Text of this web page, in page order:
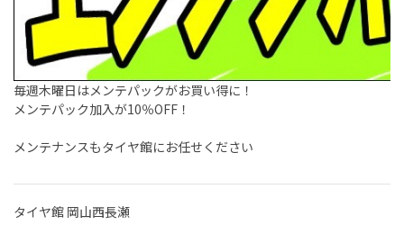
毎週木曜日はメンテパックがお買い得に！
メンテパック加入が10％OFF！
メンテナンスもタイヤ館にお任せください
タイヤ館 岡山西長瀬